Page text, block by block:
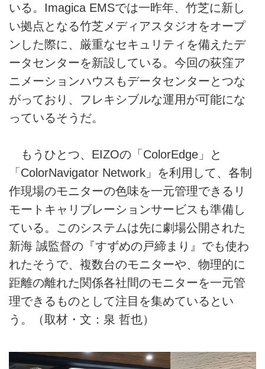
いる。Imagica EMSでは一昨年、竹芝に新し
い拠点となる竹芝メディアスタジオをオープ
ンした際に、厳重なセキュリティを備えたデ
ータセンターを新設している。今回の荻窪ア
ニメーションハウスもデータセンターとつな
がっており、フレキシブルな運用が可能にな
っているそうだ。
もうひとつ、EIZOの「ColorEdge」と
「ColorNavigator Network」を利用して、各制
作現場のモニターの色味を一元管理できるリ
モートキャリブレーションサービスも準備し
ている。このシステムは先に劇場公開された
新海 誠監督の『すずめの戸締まり』でも使わ
れたそうで、複数台のモニターや、物理的に
距離の離れた関係各社間のモニターを一元管
理できるものとして注目を集めているとい
う。（取材・文：泉 哲也）